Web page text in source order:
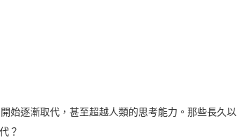
始逐漸取代，甚至超越人類的思考能力。那些長久以
？